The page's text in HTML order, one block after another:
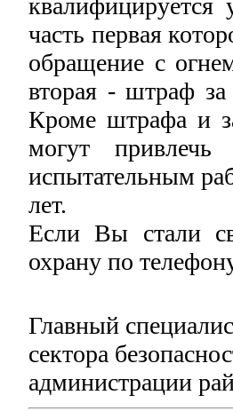
часть первая
обращение с
вторая - штраф
Кроме штрафа и
могут
испытательным
лет.
Если Вы стали
охрану по
Главный
сектора
администрации